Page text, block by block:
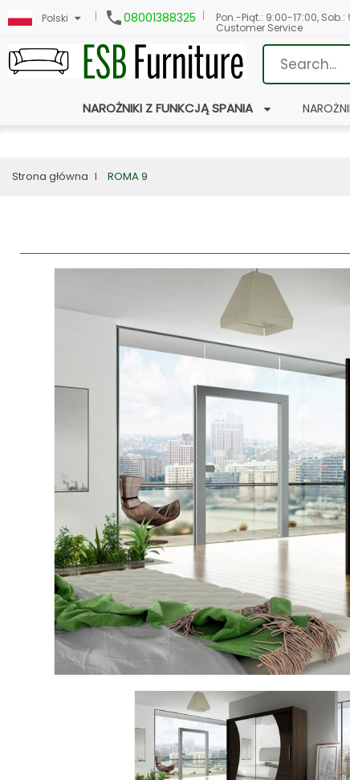
Polski 08001388325 Pon.-Piąt.: 9:00-17:00,
Customer Service
NAROŻNIKI Z FUNKCJĄ SPANIA
Strona główna ROMA 9